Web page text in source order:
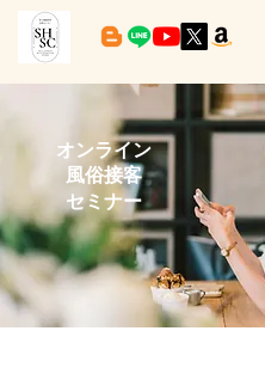
オンライン
風俗接客
セミナー